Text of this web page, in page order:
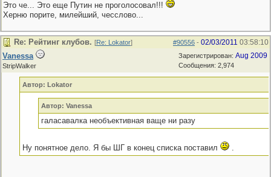
Это че... Это еще Путин не проголосовал!!!
Херню порите, милейший, чесслово...
#90556 - 02/03/2011 03:58:10
Re: Рейтинг клубов. [Re: Lokator]
Зарегистрирован: Aug 2009
Сообщения: 2,974
Vanessa
StripWalker
Автор: Lokator
Автор: Vanessa
галасавалка необъективная ваще ни разу
Ну понятное дело. Я бы ШГ в конец списка поставил .